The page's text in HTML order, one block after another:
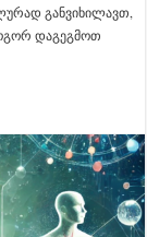
განვიხილავთ,
დაგეგმოთ